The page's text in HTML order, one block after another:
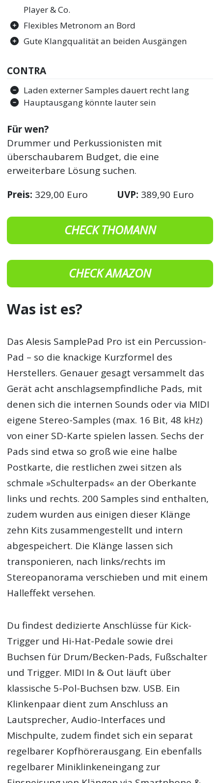
Player & Co.
Flexibles Metronom an Bord
Gute Klangqualität an beiden Ausgängen
CONTRA
Laden externer Samples dauert recht lang
Hauptausgang könnte lauter sein
Für wen?
Drummer und Perkussionisten mit
überschaubarem Budget, die eine
erweiterbare Lösung suchen.
Preis: 329,00 Euro UVP: 389,90 Euro
CHECK THOMANN
CHECK AMAZON
Was ist es?
Das Alesis SamplePad Pro ist ein Percussion-
Pad – so die knackige Kurzformel des
Herstellers. Genauer gesagt versammelt das
Gerät acht anschlagsempfindliche Pads, mit
denen sich die internen Sounds oder via MIDI
eigene Stereo-Samples (max. 16 Bit, 48 kHz)
von einer SD-Karte spielen lassen. Sechs der
Pads sind etwa so groß wie eine halbe
Postkarte, die restlichen zwei sitzen als
schmale »Schulterpads« an der Oberkante
links und rechts. 200 Samples sind enthalten,
zudem wurden aus einigen dieser Klänge
zehn Kits zusammengestellt und intern
abgespeichert. Die Klänge lassen sich
transponieren, nach links/rechts im
Stereopanorama verschieben und mit einem
Halleffekt versehen.
Du findest dedizierte Anschlüsse für Kick-
Trigger und Hi-Hat-Pedale sowie drei
Buchsen für Drum/Becken-Pads, Fußschalter
und Trigger. MIDI In & Out läuft über
klassische 5-Pol-Buchsen bzw. USB. Ein
Klinkenpaar dient zum Anschluss an
Lautsprecher, Audio-Interfaces und
Mischpulte, zudem findet sich ein separat
regelbarer Kopfhörerausgang. Ein ebenfalls
regelbarer Miniklinkeneingang zur